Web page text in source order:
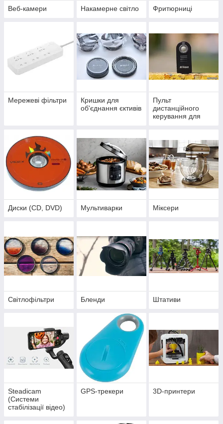
Веб-камери Накамерне світло Фритюрниці
Мережеві фільтри
Кришки для
об'єднання єктивів
Пульт
дистанційного
керування для
Диски (CD, DVD) Мультиварки Міксери
Світлофільтри Бленди Штативи
Steadicam
(Системи
стабілізації відео)
GPS-трекери 3D-принтери